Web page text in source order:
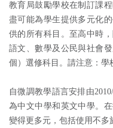
教育局鼓勵學校在制訂課
盡可能為學生提供多元化
供的所有科目。至高中時
語文、數學及公民與社會
個）選修科目。請注意：學
自微調教學語言安排由
為中文中學和英文中學。
變得更多元，包括使用不多